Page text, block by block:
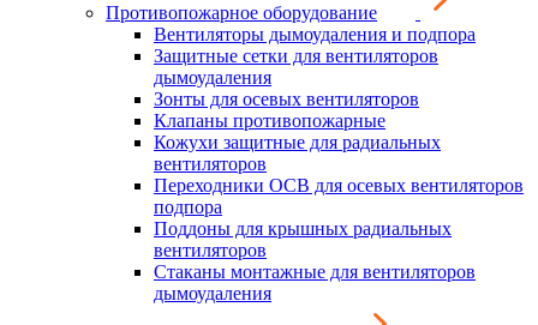
Противопожарное оборудование
Вентиляторы дымоудаления и подпора
Защитные сетки для вентиляторов
дымоудаления
Зонты для осевых вентиляторов
Клапаны противопожарные
Кожухи защитные для радиальных
вентиляторов
Переходники ОСВ для осевых вентиляторов
подпора
Поддоны для крышных радиальных
вентиляторов
Стаканы монтажные для вентиляторов
дымоудаления